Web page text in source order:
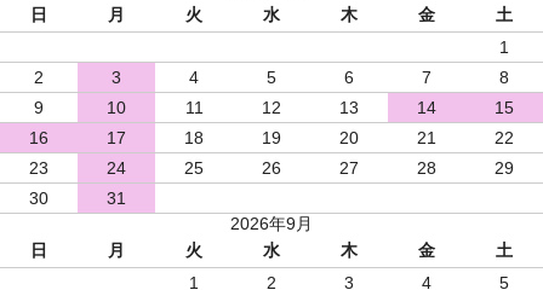
日
月 火 水 木 金
土
1
2
3 4 5 6 7
8
9
10 11 12 13 14
15
16
17 18 19 20 21
22
23
24 25 26 27 28
29
30
31
2026年9月
日
月 火 水 木 金
土
1
2 3 4
5